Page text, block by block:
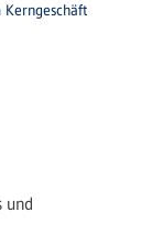
Kerngeschäft